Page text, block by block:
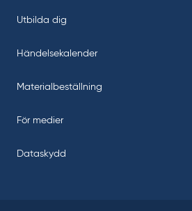
Utbilda dig
Händelsekalender
Materialbeställning
För medier
Dataskydd